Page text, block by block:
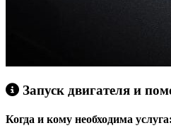
Запуск двигателя и
Когда и кому необходима услуга: